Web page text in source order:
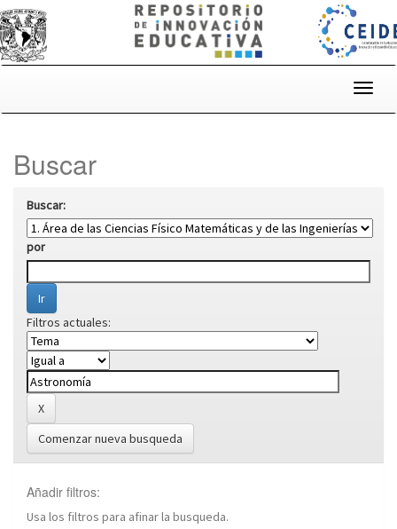
Buscar
Buscar:
por
Filtros actuales:
Comenzar nueva busqueda
Añadir filtros:
Usa los filtros para afinar la busqueda.